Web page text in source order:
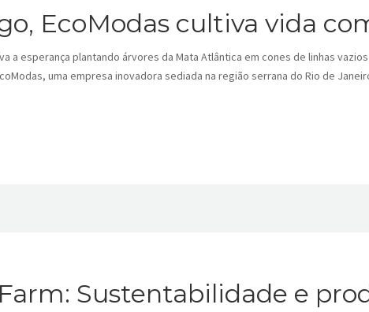
EcoModas cultiva vida
a esperança plantando árvores da Mata Atlântica em cones de linhas
uma empresa inovadora sediada na região serrana do Rio de
Sustentabilidade e